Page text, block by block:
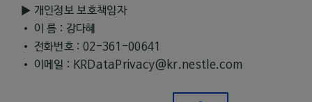
▶ 개인정보 보호책임자
• 이 름 : 강다혜
• 전화번호 : 02-361-00641
• 이메일 : KRDataPrivacy@kr.nestle.com